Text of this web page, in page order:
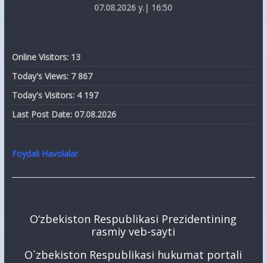
07.08.2026 y.| 16:50
Online Visitors: 13
Today's Views: 7 867
Today's Visitors: 4 197
Last Post Date: 07.08.2026
Foydali Havolalar
O‘zbekiston Respublikasi Prezidentining
rasmiy veb-sayti
O`zbekiston Respublikasi hukumat portali